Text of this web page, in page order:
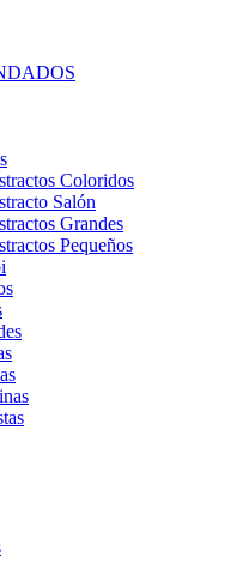
Coloridos
Salón
Grandes
Pequeños